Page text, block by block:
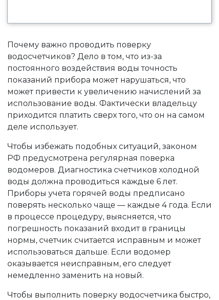
Почему важно проводить поверку
водосчетчиков? Дело в том, что из-за
постоянного воздействия воды точность
показаний прибора может нарушаться, что
может привести к увеличению начислений за
использование воды. Фактически владельцу
приходится платить сверх того, что он на самом
деле использует.
Чтобы избежать подобных ситуаций, законом
РФ предусмотрена регулярная поверка
водомеров. Диагностика счетчиков холодной
воды должна проводиться каждые 6 лет.
Приборы учета горячей воды предписано
поверять несколько чаще — каждые 4 года. Если
в процессе процедуру, выясняется, что
погрешность показаний входит в границы
нормы, счетчик считается исправным и может
использоваться дальше. Если водомер
оказывается неисправным, его следует
немедленно заменить на новый.
Чтобы выполнить поверку водосчетчика быстро,